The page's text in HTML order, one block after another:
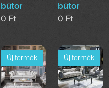
bútor
0 Ft
bútor
0 Ft
Új termék Új termék